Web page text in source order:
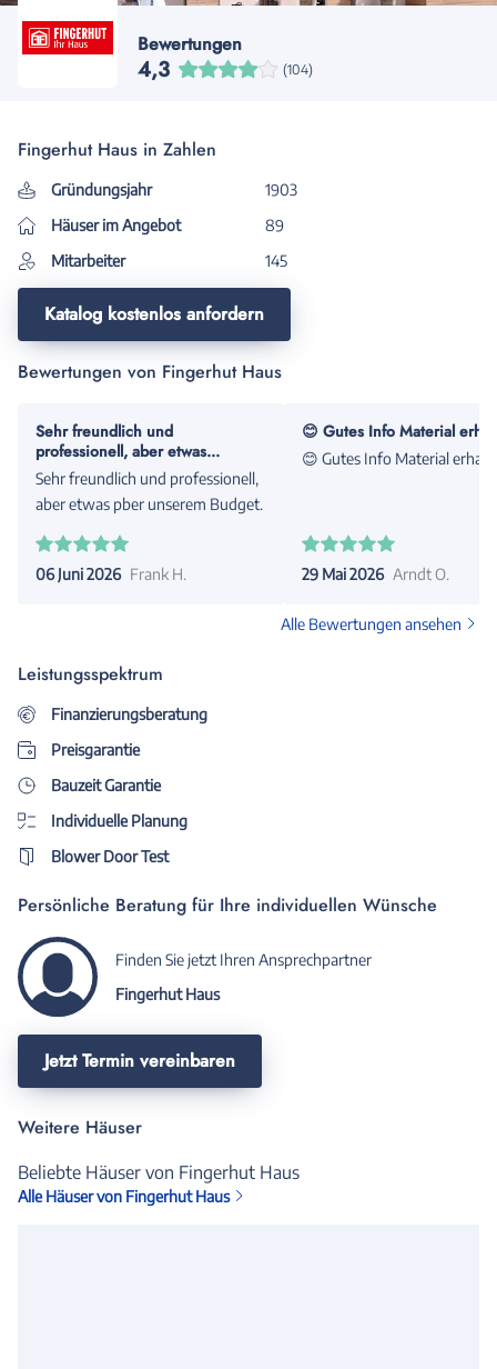
Bewertungen
4,3 (104)
Fingerhut Haus in Zahlen
Gründungsjahr
1903
Häuser im Angebot
89
Mitarbeiter
145
Katalog kostenlos anfordern
Bewertungen von Fingerhut Haus
Sehr freundlich und
professionell, aber etwas...
Sehr freundlich und professionell,
aber etwas pber unserem Budget.
06 Juni 2026 Frank H.
😊 Gutes Info Material
😊 Gutes Info Material
29 Mai 2026 Arndt O.
Alle Bewertungen ansehen
Leistungsspektrum
Finanzierungsberatung
Preisgarantie
Bauzeit Garantie
Individuelle Planung
Blower Door Test
Persönliche Beratung für Ihre individuellen Wünsche
Finden Sie jetzt Ihren Ansprechpartner
Fingerhut Haus
Jetzt Termin vereinbaren
Weitere Häuser
Beliebte Häuser von Fingerhut Haus
Alle Häuser von Fingerhut Haus